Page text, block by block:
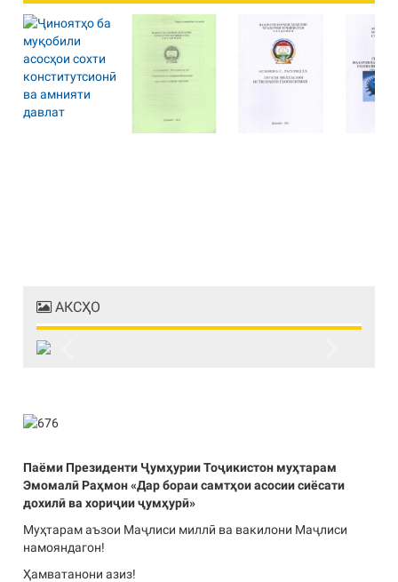
АКСҲО
Паёми Президенти Ҷумҳурии Тоҷикистон муҳтарам
Эмомалӣ Раҳмон «Дар бораи самтҳои асосии сиёсати
дохилӣ ва хориҷии ҷумҳурӣ»
Муҳтарам аъзои Маҷлиси миллӣ ва вакилони Маҷлиси
намояндагон!
Ҳамватанони азиз!